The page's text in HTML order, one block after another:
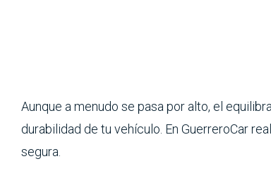
Aunque a menudo se pasa por alto, el
durabilidad de tu vehículo. En GuerreroCar
segura.